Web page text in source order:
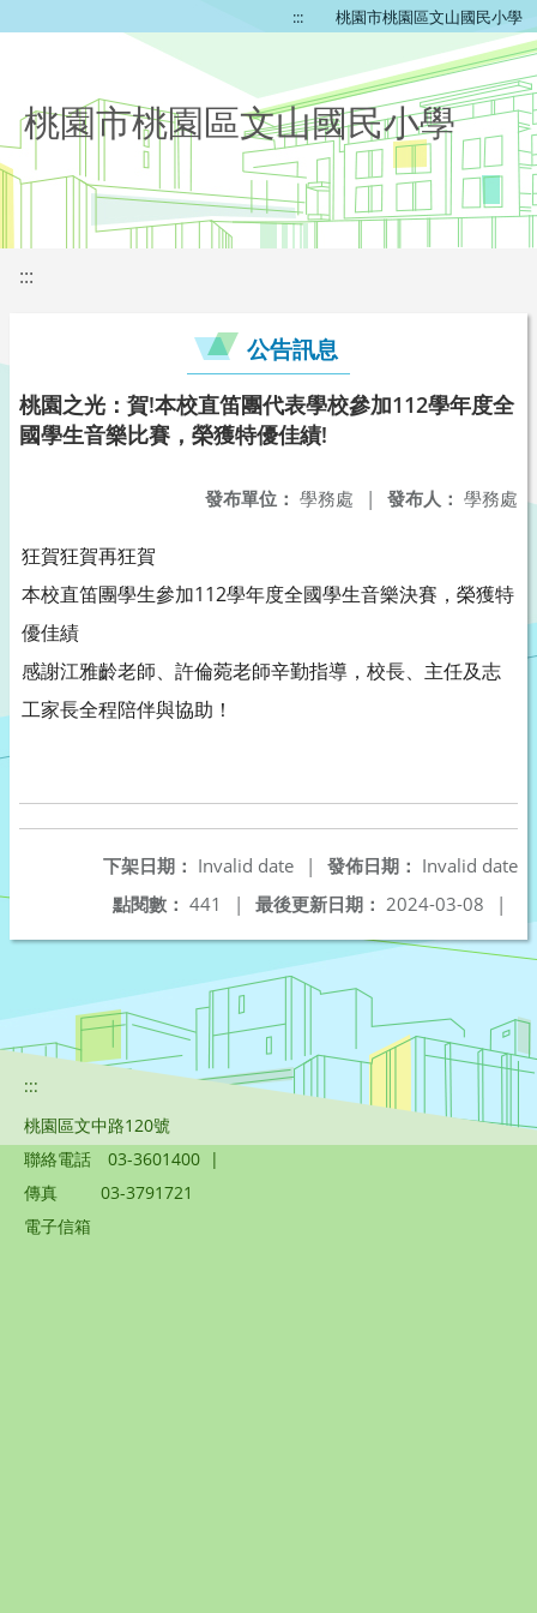
::: 桃園市桃園區文山國民小學
桃園市桃園區文山國民小學
:::
公告訊息
桃園之光：賀!本校直笛團代表學校參加112學年度全
國學生音樂比賽，榮獲特優佳績!
發布人： 學務處
發布單位： 學務處 |
狂賀狂賀再狂賀
本校直笛團學生參加112學年度全國學生音樂決賽，榮獲特
優佳績
感謝江雅齡老師、許倫菀老師辛勤指導，校長、主任及志
工家長全程陪伴與協助！
發佈日期： Invalid date
下架日期： Invalid date
|
最後更新日期： 2024-03-08 |
點閱數： 441 |
:::
桃園區文中路120號
聯絡電話
03-3601400 |
傳真
03-3791721
電子信箱